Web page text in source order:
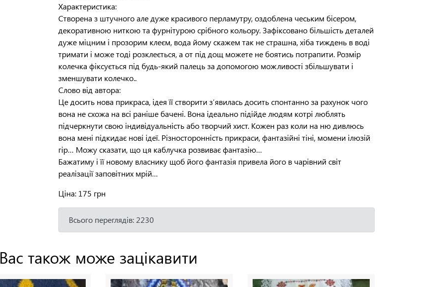
Характеристика:
Створена з штучного але дуже красивого перламутру, оздоблена чеським бісером,
декоративною ниткою та фурнітурою срібного кольору. Зафіксовано більшість деталей
дуже міцним і прозорим клеєм, вода йому скажем так не страшна, хіба тиждень в воді
тримати і може тоді розклеється, а от під дощ можете не боятись потрапити. Розмір
колечка фіксується під будь-який палець за допомогою можливості збільшувати і
зменшувати колечко..
Слово від автора:
Це досить нова прикраса, ідея її створити з′явилась досить спонтанно за рахунок чого
вона не схожа на всі раніше бачені. Вона ідеально підійде людям котрі люблять
підчеркнути свою індивідуальність або творчий хист. Кожен раз коли на ню дивлюсь
вона мені підкидає нові ідеї. Різносторонність прикраси, фантазійні тіні, момени ілюзій
гір… Можу сказати, що ця каблучка розвиває фантазію…
Бажатиму і її новому власнику щоб його фантазія привела його в чарівний світ
реалізації заповітних мрій…
Ціна: 175 грн
Всього переглядів: 2230
Вас також може зацікавити